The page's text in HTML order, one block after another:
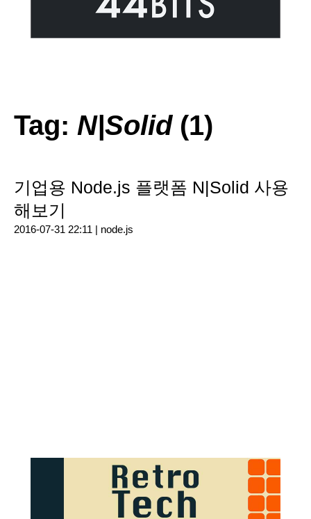
Tag: N|Solid(1)
기업용 Node.js 플랫폼 N|Solid 사용
해보기
2016-07-31 22:11 | node.js